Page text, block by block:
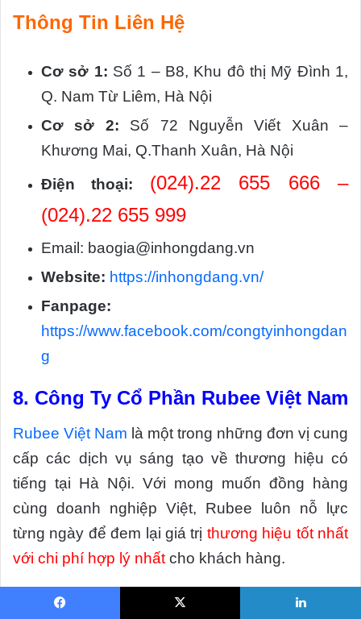
Thông Tin Liên Hệ
Cơ sở 1: Số 1 – B8, Khu đô thị Mỹ Đình 1,
Q. Nam Từ Liêm, Hà Nội
Cơ sở 2: Số 72 Nguyễn Viết Xuân –
Khương Mai, Q.Thanh Xuân, Hà Nội
Điện thoại:
(024).22 655 666 –
(024).22 655 999
Email: baogia@inhongdang.vn
Website: https://inhongdang.vn/
Fanpage:
https://www.facebook.com/congtyinhongdan
g
8. Công Ty Cổ Phần Rubee Việt Nam
Rubee Việt Nam là một trong những đơn vị cung
cấp các dịch vụ sáng tạo về thương hiệu có
tiếng tại Hà Nội. Với mong muốn đồng hàng
cùng doanh nghiệp Việt, Rubee luôn nỗ lực
từng ngày để đem lại giá trị thương hiệu tốt nhất
với chi phí hợp lý nhất cho khách hàng.